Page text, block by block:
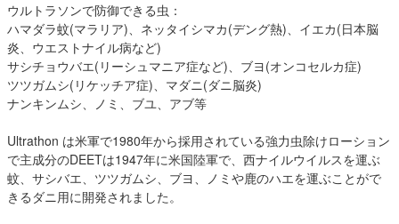
ウルトラソンで防御できる虫：
ハマダラ蚊(マラリア)、ネッタイシマカ(デング熱)、イエカ(日本脳
炎、ウエストナイル病など)
サシチョウバエ(リーシュマニア症など)、ブヨ(オンコセルカ症)
ツツガムシ(リケッチア症)、マダニ(ダニ脳炎)
ナンキンムシ、ノミ、ブユ、アブ等
Ultrathon は米軍で1980年から採用されている強力虫除けローション
で主成分のDEETは1947年に米国陸軍で、西ナイルウイルスを運ぶ
蚊、サシバエ、ツツガムシ、ブヨ、ノミや鹿のハエを運ぶことがで
きるダニ用に開発されました。